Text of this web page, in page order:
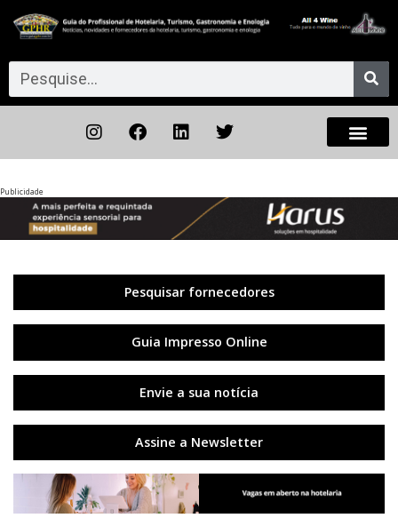
Publicidade
Pesquisar fornecedores
Guia Impresso Online
Envie a sua notícia
Assine a Newsletter